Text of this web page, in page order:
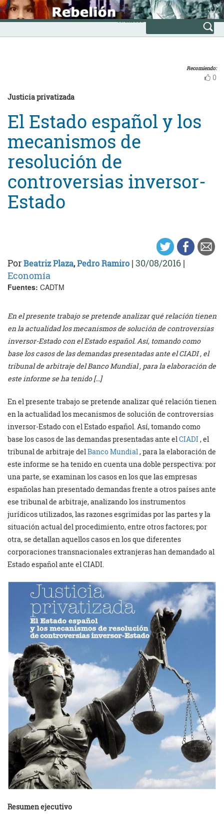
Skip
to
content
INICIO
Avanzada
Recomiendo:
0
Justicia privatizada
El Estado español y los
mecanismos de
resolución de
controversias inversor-
Estado
PorBeatriz Plaza,Pedro Ramiro | 30/08/2016 |
Economía
Fuentes: CADTM
En el presente trabajo se pretende analizar qué relación tienen
en la actualidad los mecanismos de solución de controversias
inversor-Estado con el Estado español. Así, tomando como
base los casos de las demandas presentadas ante el CIADI , el
tribunal de arbitraje del Banco Mundial , para la elaboración de
este informe se ha tenido […]
En el presente trabajo se pretende analizar qué relación tienen
en la actualidad los mecanismos de solución de controversias
inversor-Estado con el Estado español. Así, tomando como
base los casos de las demandas presentadas ante el CIADI , el
tribunal de arbitraje del Banco Mundial , para la elaboración de
este informe se ha tenido en cuenta una doble perspectiva: por
una parte, se examinan los casos en los que las empresas
españolas han presentado demandas frente a otros países ante
ese tribunal de arbitraje, analizando los instrumentos
jurídicos utilizados, las razones esgrimidas por las partes y la
situación actual del procedimiento, entre otros factores; por
otra, se detallan aquellos casos en los que diferentes
corporaciones transnacionales extranjeras han demandado al
Estado español ante el CIADI.
Resumen ejecutivo